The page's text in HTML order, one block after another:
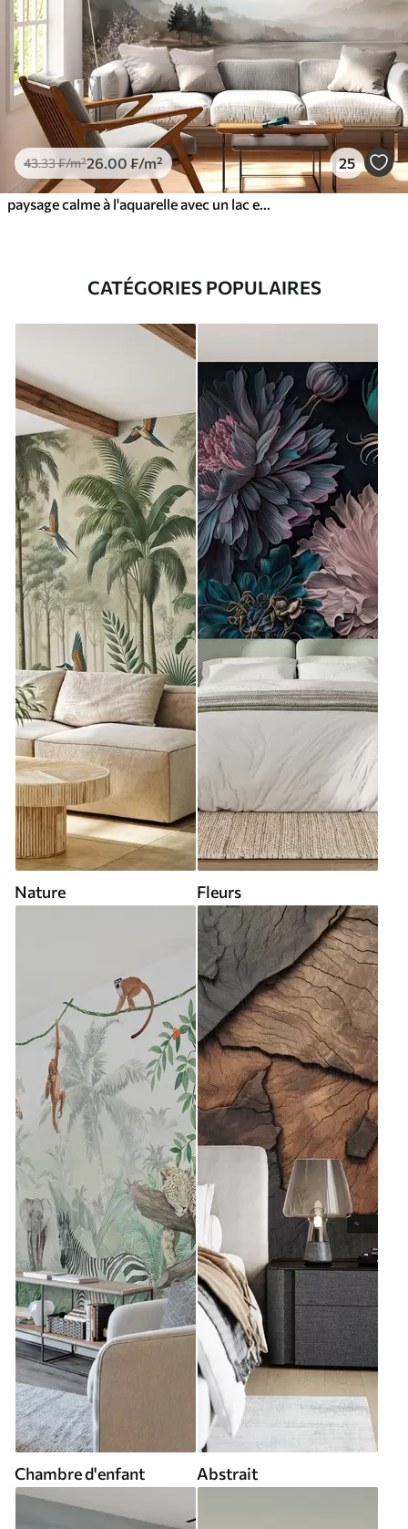
43.33₣/m²26 .00 ₣/m² 25
CATÉGORIES POPULAIRES
Nature Fleurs
Chambre d'enfant Abstrait